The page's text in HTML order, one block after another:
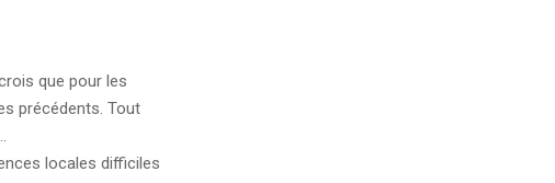
que pour les
précédents. Tout
locales difficiles